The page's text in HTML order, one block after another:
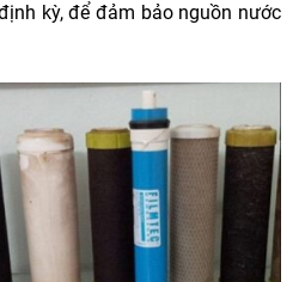
kỳ, để đảm bảo nguồn nước